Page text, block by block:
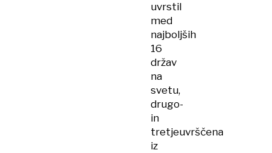
uvrstil
med
najboljših
16
držav
na
svetu,
drugo-
in
tretjeuvrščena
iz